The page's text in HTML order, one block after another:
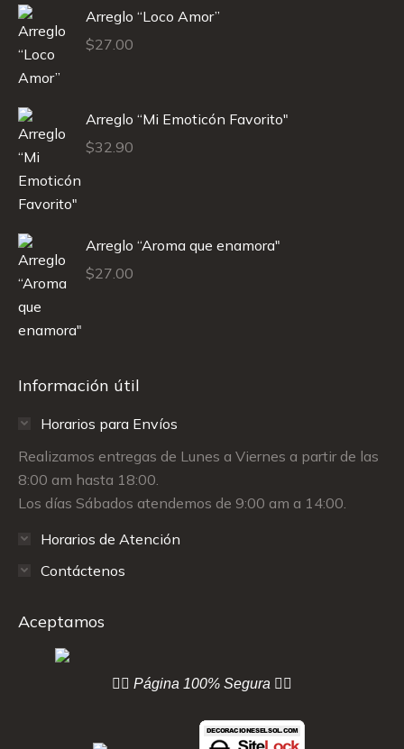
Arreglo “Loco Amor”
$27.00
Arreglo “Mi Emoticón Favorito"
$32.90
Arreglo “Aroma que enamora"
$27.00
Información útil
Horarios para Envíos
Realizamos entregas de Lunes a Viernes a partir de las
8:00 am hasta 18:00.
Los días Sábados atendemos de 9:00 am a 14:00.
Horarios de Atención
Contáctenos
Aceptamos
👇🏻 Página 100% Segura 👇🏻